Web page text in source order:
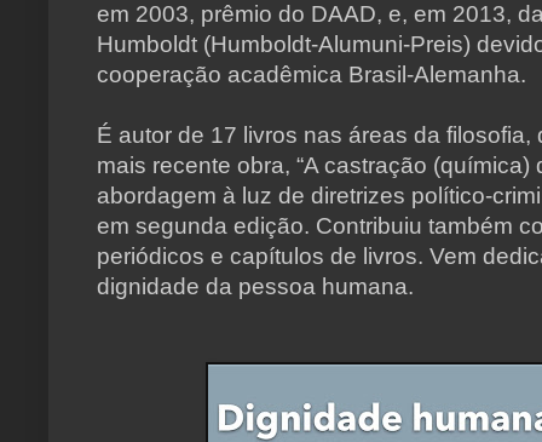
em 2003, prêmio do DAAD, e, em 2013,
Humboldt (Humboldt-Alumuni-Preis)
cooperação acadêmica Brasil-Alemanha.
É autor de 17 livros nas áreas da filosofia,
mais recente obra, “A castração
abordagem à luz de diretrizes político-
em segunda edição. Contribuiu também
periódicos e capítulos de livros. Vem
dignidade da pessoa humana.